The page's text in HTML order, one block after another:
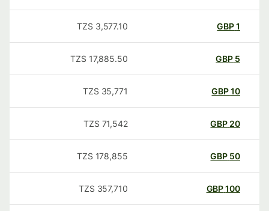
GBP
3,577.10
TZS
GBP
17,885.50
TZS
GBP
35,771
TZS
20
GBP
71,542
TZS
50
GBP
178,855
TZS
100
GBP
357,710
TZS